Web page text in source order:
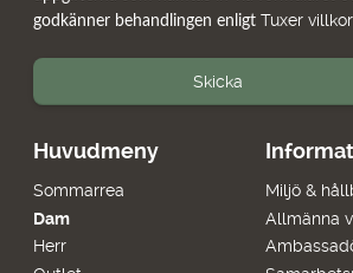
Huvudmeny
Sommarrea
Dam
Herr
Miljö &
Allmänna
godkänner behandlingen enligt Tuxer villkor
Skicka